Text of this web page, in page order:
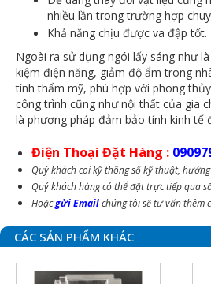
nhiều lần trong trường hợp
Khả năng chịu được va đập tốt.
Ngoài ra sử dụng ngói lấy sáng như
kiệm điện năng, giảm độ ẩm trong
tính thẩm mỹ, phù hợp với phong
công trình cũng như nội thất của gia
là phương pháp đảm bảo tính kinh tế
Điện Thoại Đặt Hàng :
Quý khách coi kỹ thông số kỹ thuật,
Quý khách hàng có thể đặt trực tiếp qua
Hoặcgửi Emailchúng tôi sẽ tư vấn thêm
CÁC SẢN PHẨM KHÁC